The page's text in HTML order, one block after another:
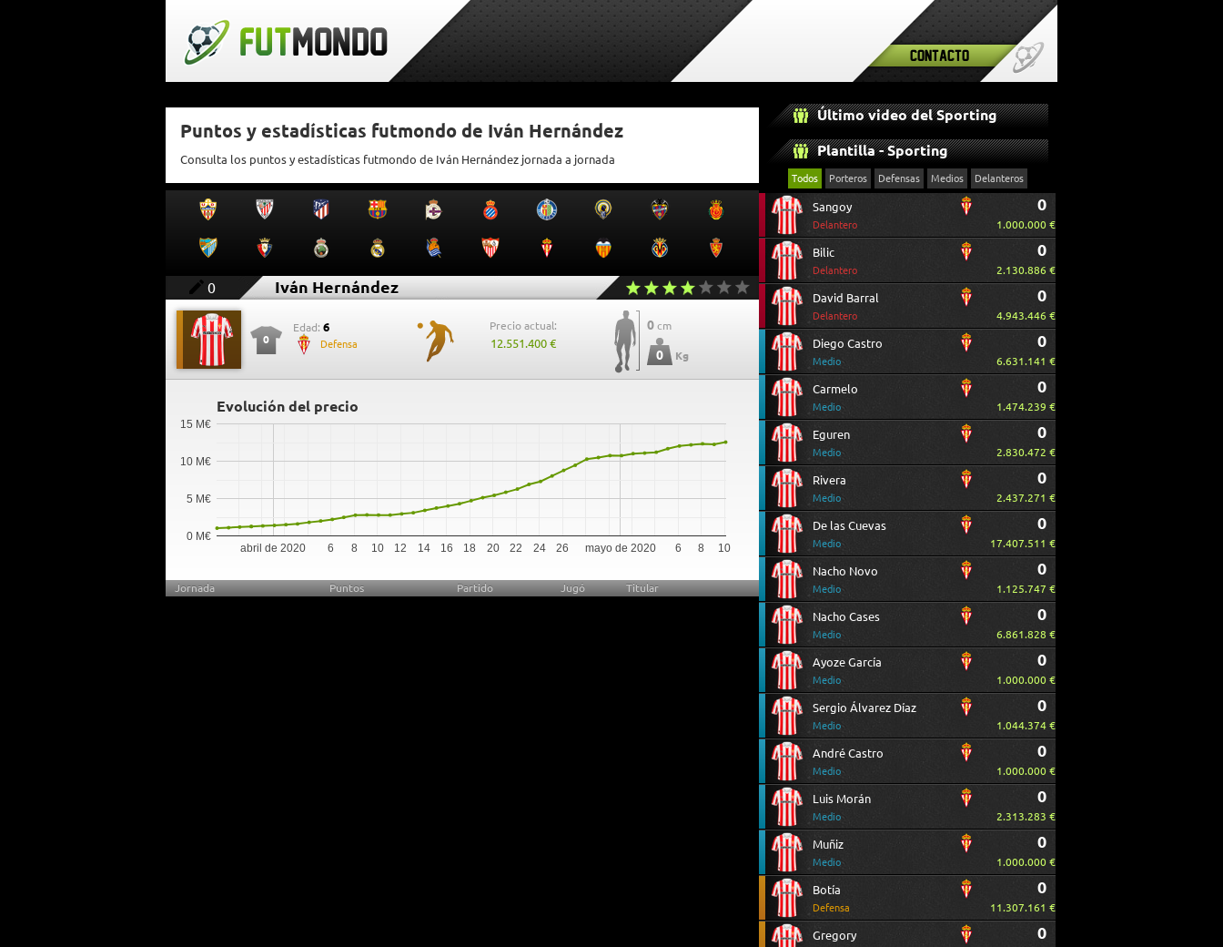
Contacto
Puntos y estadísticas futmondo de Iván Hernández
Consulta los puntos y estadísticas futmondo de Iván Hernández jornada a jornada
0 Iván Hernández
0
Edad: 6
Defensa
Precio actual:
12.551.400 €
0 cm
0 Kg
Evolución del precio
abril de 2020 mayo de 2020
6 8 10 12 14 16 18 20 22 24 26 6 8 10
0 M€
5 M€
10 M€
15 M€
Jornada Puntos Partido Jugó Titular
Último video del Sporting
Plantilla - Sporting
Todos Porteros Defensas Medios Delanteros
Sangoy
Delantero
0
1.000.000 €
Bilic
Delantero
0
2.130.886 €
David Barral
Delantero
0
4.943.446 €
Diego Castro
Medio
0
6.631.141 €
Carmelo
Medio
0
1.474.239 €
Eguren
Medio
0
2.830.472 €
Rivera
Medio
0
2.437.271 €
De las Cuevas
Medio
0
17.407.511 €
Nacho Novo
Medio
0
1.125.747 €
Nacho Cases
Medio
0
6.861.828 €
Ayoze García
Medio
0
1.000.000 €
Sergio Álvarez Díaz
Medio
0
1.044.374 €
André Castro
Medio
0
1.000.000 €
Luis Morán
Medio
0
2.313.283 €
Muñiz
Medio
0
1.000.000 €
Botía
Defensa
0
11.307.161 €
Gregory 0